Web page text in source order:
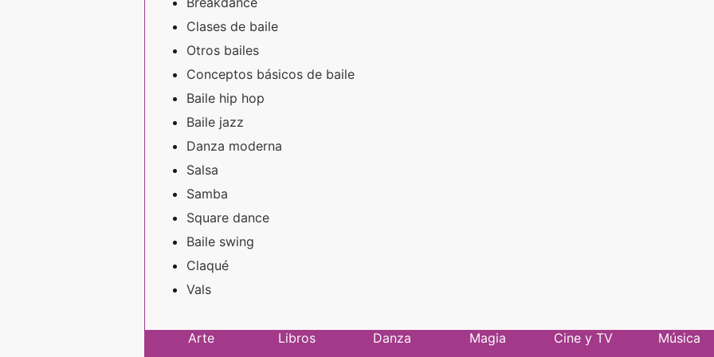
Clases de baile
Otros bailes
Conceptos básicos de baile
Baile hip hop
Baile jazz
Danza moderna
Salsa
Samba
Square dance
Baile swing
Claqué
Vals
Arte Libros Danza Magia Cine y TV Música